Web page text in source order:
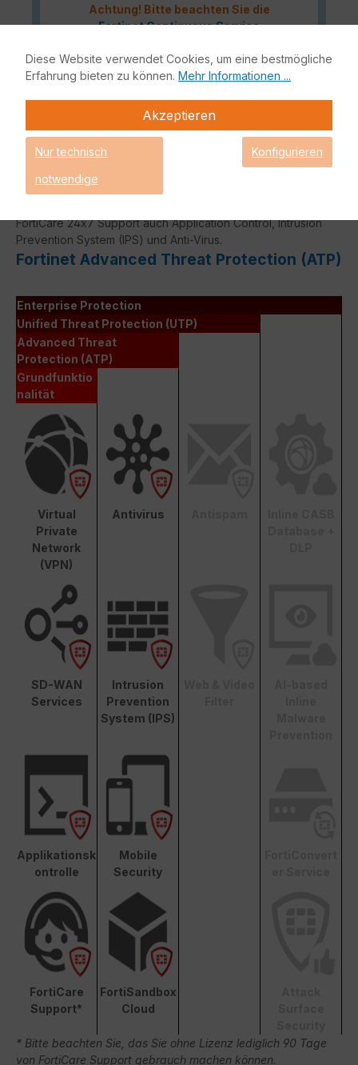
Achtung! Bitte beachten Sie die
Fortinet Continuous Service
Lizenzverlängerungen, sollte Ihre
Lizenz demnächst ablaufen oder
Das Fortinet Advanced Thread Protection Lizenzbundle
liefert eine vollumfängliche Netzwerksicherheit für Ihre IT-
FortiCare 24x7 Support auch Application Control, Intrusion
Prevention System (IPS) und Anti-Virus.
Fortinet Advanced Threat Protection (ATP)
Enterprise Protection
Unified Threat Protection (UTP)
Advanced Threat
Protection (ATP)
Grundfunktio
nalität
Virtual
Private
Network
(VPN)
Antivirus
SD-WAN
Services
Intrusion
Prevention
System (IPS)
Applikationsk
ontrolle
Mobile
Security
FortiCare
Support*
FortiSandbox
Cloud
* Bitte beachten Sie, das Sie ohne Lizenz lediglich 90 Tage
von FortiCare Support gebrauch machen können.
Diese Website verwendet Cookies, um eine bestmögliche
Erfahrung bieten zu können. Mehr Informationen ...
Akzeptieren
Nur technisch
notwendige
Konfigurieren